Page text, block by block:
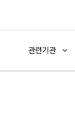
관련기관